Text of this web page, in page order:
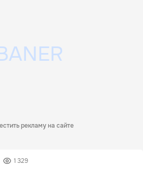
рекламу на сайте
1 329